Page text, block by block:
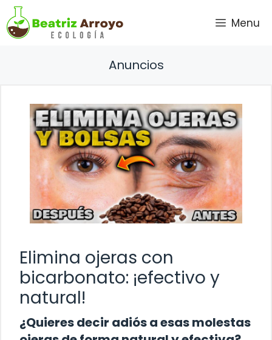
Saltar
al
contenido
Menu
Anuncios
Elimina ojeras con
bicarbonato: ¡efectivo y
natural!
¿Quieres decir adiós a esas molestas